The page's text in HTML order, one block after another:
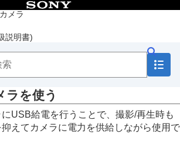
メラ
説明書)
目次
メラを使う
ラを使う
USB給電を行うことで、撮影/再生時も
えてカメラに電力を供給しながら使用で